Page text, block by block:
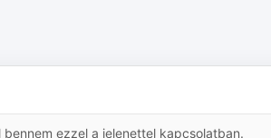
ezzel a jelenettel kapcsolatban.